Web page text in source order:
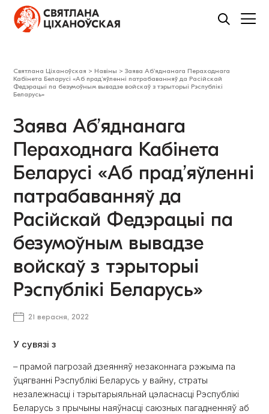
Святлана Ціханоўская > Навіны >Заява Аб’яднанага Пераходнага
Кабінета Беларусі «Аб прад’яўленні патрабаванняў да Расійскай
Федэрацыі па безумоўным вывадзе войскаў з тэрыторыі Рэспублікі
Беларусь»
Заява Аб’яднанага
Пераходнага Кабінета
Беларусі «Аб прад’яўленні
патрабаванняў да
Расійскай Федэрацыі па
безумоўным вывадзе
войскаў з тэрыторыі
Рэспублікі Беларусь»
21 верасня, 2022
У сувязі з
– прамой пагрозай дзеянняў незаконнага рэжыма па
ўцягванні Рэспублікі Беларусь у вайну, страты
незалежнасці і тэрытарыяльнай цэласнасці Рэспублікі
Беларусь з прычыны наяўнасці саюзных пагадненняў аб